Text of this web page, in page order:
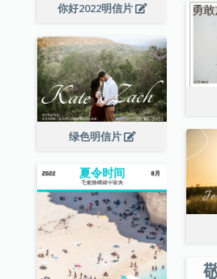
你好2022明信片
绿色明信片